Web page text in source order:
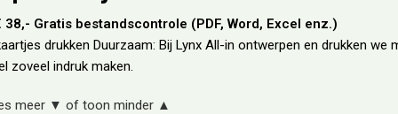
38,- Gratis bestandscontrole (PDF, Word, Excel enz.)
drukken Duurzaam: Bij Lynx All-in ontwerpen en drukken we
zoveel indruk maken.
meer ▼ of toon minder ▲